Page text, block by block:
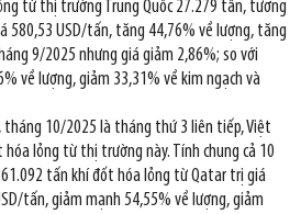
từ thị trường Trung Quốc 27.279 tấn, tương
580,53 USD/tấn, tăng 44,76% về lượng, tăng
9/2025 nhưng giá giảm 2,86%; so với
về lượng, giảm 33,31% về kim ngạch và
10/2025 là tháng thứ 3 liên tiếp, Việt
lỏng từ thị trường này. Tính chung cả 10
tấn khí đốt hóa lỏng từ Qatar trị giá
tấn, giảm mạnh 54,55% về lượng, giảm